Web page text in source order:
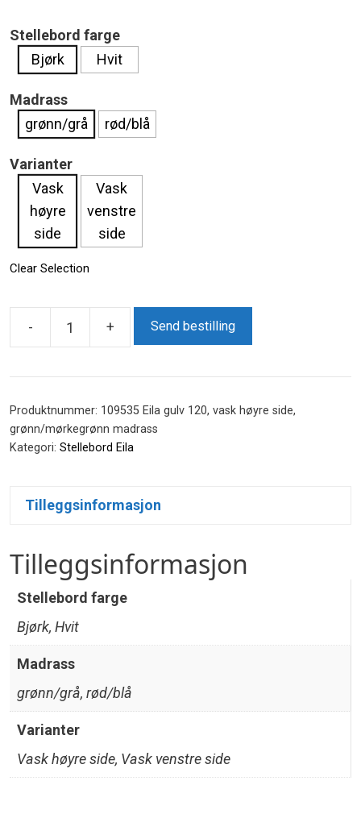
Stellebord farge
Bjørk
Hvit
Madrass
grønn/grå
rød/blå
Varianter
Vask
høyre
side
Vask
venstre
side
Clear Selection
-
gulv
m/vask
antall
+ Send bestilling
Produktnummer: 109535 Eila gulv 120, vask høyre side,
grønn/mørkegrønn madrass
Kategori: Stellebord Eila
Tilleggsinformasjon
Tilleggsinformasjon
Stellebord farge
Bjørk, Hvit
Madrass
grønn/grå, rød/blå
Varianter
Vask høyre side, Vask venstre side